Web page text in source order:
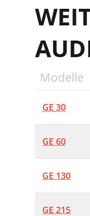
Modelle
GE 30
GE 60
GE 130
GE 215